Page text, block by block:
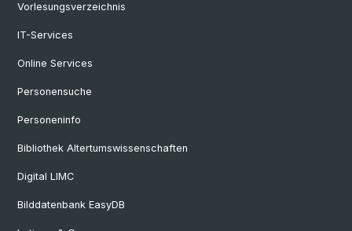
Vorlesungsverzeichnis
IT-Services
Online Services
Personensuche
Personeninfo
Bibliothek Altertumswissenschaften
Digital LIMC
Bilddatenbank EasyDB